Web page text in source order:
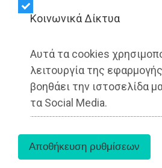
Kοινωνικά Δίκτυα
Αυτά τα cookies
λειτουργία της
βοηθάει την ιστοσελίδα
τα Social Media.
Η Αντιδήμαρχος Φυλής,
ο Καλλιτεχνικός Διευθυντής
Ωδείου Φυλής, Γεώργιος
πιο θερμά και ειλικρινή τους
στους μαθητές του Ωδείου: